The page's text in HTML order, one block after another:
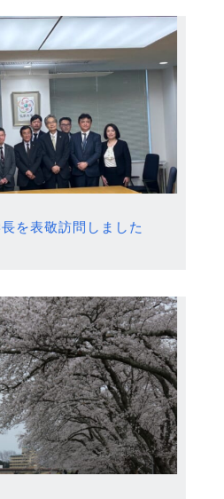
を表敬訪問しました